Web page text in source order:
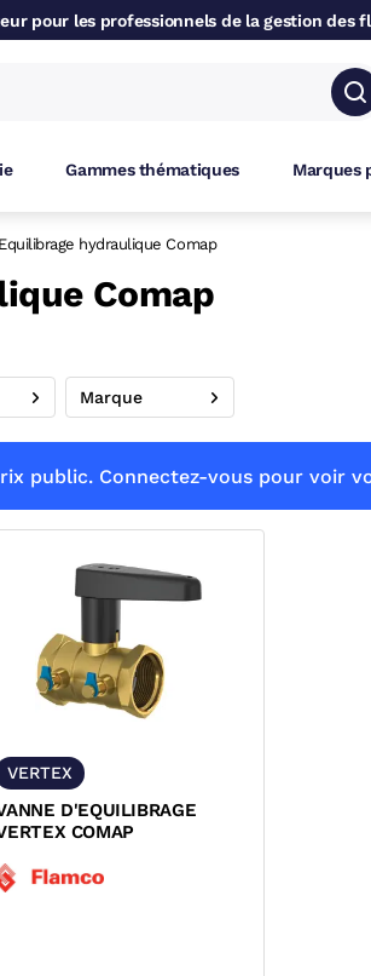
pour les professionnels de la gestion des
Gammes thématiques Marques
Equilibrage hydraulique Comap
Comap
Marque
public. Connectez-vous pour voir
VERTEX
D'EQUILIBRAGE
COMAP